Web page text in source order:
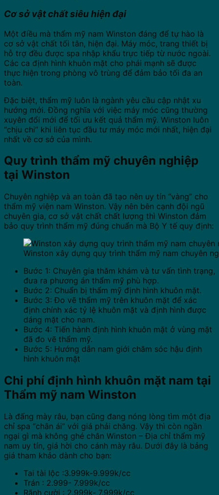
Cơ sở vật chất siêu hiện đại
Một điều mà thẩm mỹ nam Winston đáng để tự hào là
cơ sở vật chất tối tân, hiện đại. Máy móc, trang thiết bị
hỗ trợ đều được spa nhập khẩu trực tiếp từ nước ngoài.
Các ca định hình khuôn mặt cho phái mạnh sẽ được
thực hiện trong phòng vô trùng để đảm bảo tối đa an
toàn.
Đặc biệt, thẩm mỹ luôn là ngành yêu cầu cập nhật xu
hướng mới. Đồng nghĩa với việc máy móc cũng thường
xuyên đổi mới để tối ưu kết quả thẩm mỹ. Winston luôn
“chịu chi” khi liên tục đầu tư máy móc mới nhất, hiện đại
nhất về cơ sở của mình.
Quy trình thẩm mỹ chuyên nghiệp
tại Winston
Chuyên nghiệp và an toàn đã tạo nên uy tín “vàng” cho
thẩm mỹ viện nam Winston. Vậy nên bên cạnh đội ngũ
chuyên gia, cơ sở vật chất chất lượng thì Winston đảm
bảo quy trình thẩm mỹ đúng chuẩn mà Bộ Y tế quy định:
Winston xây dựng quy trình thẩm mỹ nam chuyên
Bước 1: Chuyên gia thăm khám và tư vấn tình trạng,
đưa ra phương án thẩm mỹ phù hợp.
Bước 2: Chuẩn bị thẩm mỹ định hình khuôn mặt.
Bước 3: Đo vẽ thẩm mỹ trên khuôn mặt để xác
định chính xác tỷ lệ khuôn mặt và định hình được
dáng mặt cho nam.
Bước 4: Tiến hành định hình khuôn mặt ở vùng mặt
đã đo vẽ thẩm mỹ.
Bước 5: Hướng dẫn nam giới chăm sóc hậu định
hình khuôn mặt
Chi phí định hình khuôn mặt nam tại
Thẩm mỹ nam Winston
Là đấng mày râu, bạn cũng đang nóng lòng tìm một địa
chỉ spa “chân ái” với giá phải chăng. Vậy thì còn ngần
ngại gì mà không ghé chân Winston – Địa chỉ thẩm mỹ
nam uy tín, giá hời cho cánh mày râu. Dưới đây là bảng
giá tham khảo dành cho bạn:
Tai tài lộc :3.999k-9.999k/cc
Trán : 2.999- 7.999k/cc
Rãnh cười : 2.999k- 7.999k/cc